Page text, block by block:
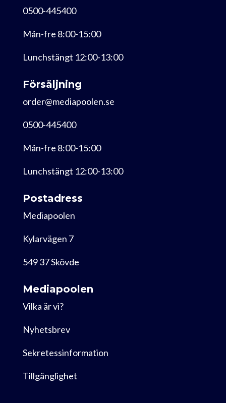
0500-445400
Mån-fre 8:00-15:00
Lunchstängt 12:00-13:00
Försäljning
order@mediapoolen.se
0500-445400
Mån-fre 8:00-15:00
Lunchstängt 12:00-13:00
Postadress
Mediapoolen
Kylarvägen 7
549 37 Skövde
Mediapoolen
Vilka är vi?
Nyhetsbrev
Sekretessinformation
Tillgänglighet